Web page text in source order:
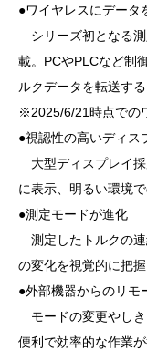
●ワイヤレスにデータ
シリーズ初となる
載。PCやPLCなど制
ルクデータを転送す
※2025/6/21時点での
●視認性の高いディス
大型ディスプレイ採
に表示、明るい環境
●測定モードが進化
測定したトルクの連
の変化を視覚的に把
●外部機器からのリモ
モードの変更やしき
便利で効率的な作業が